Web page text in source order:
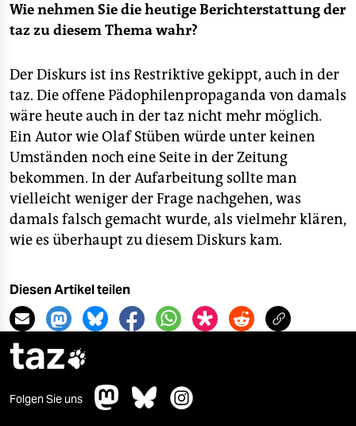
Wie nehmen Sie die heutige Berichterstattung der
taz zu diesem Thema wahr?
Der Diskurs ist ins Restriktive gekippt, auch in der
taz. Die offene Pädophilenpropaganda von damals
wäre heute auch in der taz nicht mehr möglich.
Ein Autor wie Olaf Stüben würde unter keinen
Umständen noch eine Seite in der Zeitung
bekommen. In der Aufarbeitung sollte man
vielleicht weniger der Frage nachgehen, was
damals falsch gemacht wurde, als vielmehr klären,
wie es überhaupt zu diesem Diskurs kam.
Diesen Artikel teilen
taz
Folgen Sie uns